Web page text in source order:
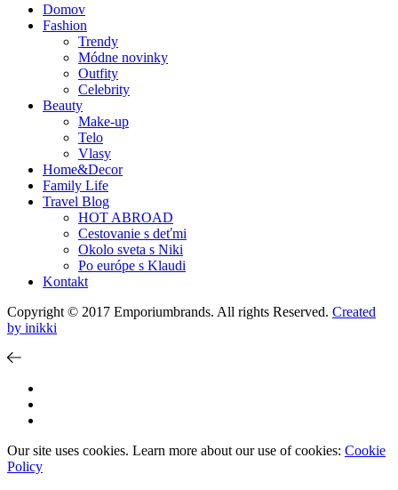
Domov
Fashion
Trendy
Módne novinky
Outfity
Celebrity
Beauty
Make-up
Telo
Vlasy
Home&Decor
Family Life
Travel Blog
HOT ABROAD
Cestovanie s deťmi
Okolo sveta s Niki
Po európe s Klaudi
Kontakt
Copyright © 2017 Emporiumbrands. All rights Reserved. Created
by inikki
Our site uses cookies. Learn more about our use of cookies: Cookie
Policy